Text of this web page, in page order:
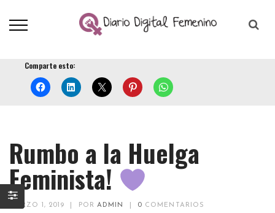
Comparte esto:
Rumbo a la Huelga
Feminista!
MARZO 1, 2019 PORADMIN 0 COMENTARIOS